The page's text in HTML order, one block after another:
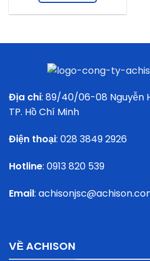
Địa chỉ: 89/40/06-08 Nguyễn
TP. Hồ Chí Minh
Điện thoại: 028 3849 2926
Hotline: 0913 820 539
Email:
VỀ ACHISON